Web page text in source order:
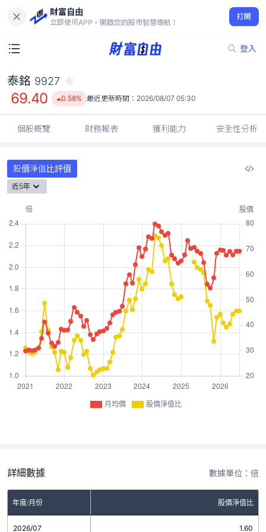
財富自由
立即使用APP，開啟您的股市智慧導航！
打開
登入
69.40
0.58%
泰銘 9927
69.40 0.58% 最近更新時間： 2026/08/07 05:30
個股概覽 財務報表 獲利能力 安全性分析
股價淨值比評價
近5年
月均價 股價淨值比
詳細數據 數據單位：倍
年度/月份 股價淨值比
2026/07 1.60